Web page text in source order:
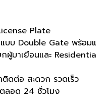
Plate
แบบ Double Gate พร้อมแ
มาเยือนและ Residentia
ดต่อ สะดวก รวดเร็ว
ลอด 24 ชั่วโมง